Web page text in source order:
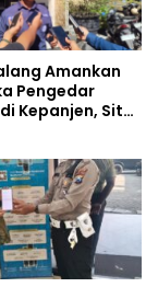
Amankan
Pengedar
Kepanjen, Sita